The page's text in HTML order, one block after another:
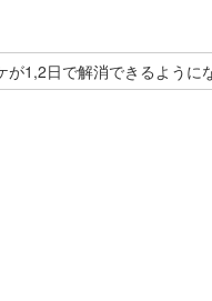
1,2日で解消できるように